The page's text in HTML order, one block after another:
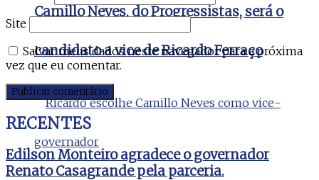
Camillo Neves, do Progressistas, será o
candidato a vice de Ricardo Ferraço
Site
Salvar meus dados neste navegador para a próxima
vez que eu comentar.
RECENTES
Edilson Monteiro agradece o governador
Renato Casagrande pela parceria.